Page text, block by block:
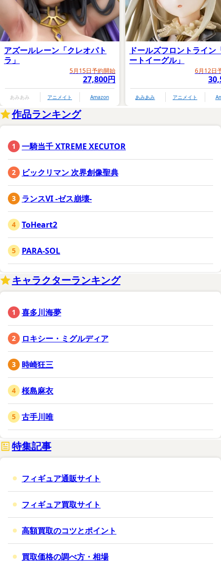
アズールレーン「クレオパト
ラ」
5月15日予約開始
27,800円
あみあみ アニメイト Amazon
ドールズフロントライン
ートイーグル」
6月12日
あみあみ アニメイト
作品ランキング
一騎当千 XTREME XECUTOR
ビックリマン 次界創像聖典
ランスVI -ゼス崩壊-
ToHeart2
PARA-SOL
キャラクターランキング
喜多川海夢
ロキシー・ミグルディア
時崎狂三
桜島麻衣
古手川唯
特集記事
フィギュア通販サイト
フィギュア買取サイト
高額買取のコツとポイント
買取価格の調べ方・相場